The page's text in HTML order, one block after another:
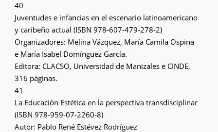
40
Juventudes e infancias en el escenario latinoamericano
y caribeño actual (ISBN 978-607-479-278-2)
Organizadores: Melina Vázquez, María Camila Ospina
e María Isabel Domínguez García.
Editora: CLACSO, Universidad de Manizales e CINDE,
316 páginas.
41
La Educación Estética en la perspectiva transdisciplinar
(ISBN 978-959-07-2260-8)
Autor: Pablo René Estévez Rodríguez